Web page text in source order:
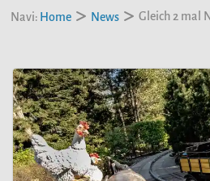
Navi: Home News Gleich 2 mal